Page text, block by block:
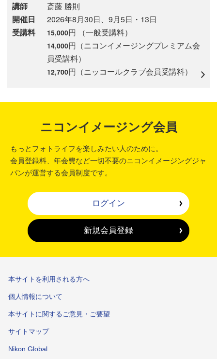
講師
斎藤 勝則
開催日
2026年8月30日、9月5日・13日
受講料
15,000円 （一般受講料）
14,000円（ニコンイメージングプレミアム会
員受講料）
12,700円（ニッコールクラブ会員受講料）
ニコンイメージング会員
もっとフォトライフを楽しみたい人のために。
会員登録料、年会費など一切不要のニコンイメージングジャ
パンが運営する会員制度です。
ログイン
新規会員登録
本サイトを利用される方へ
個人情報について
本サイトに関するご意見・ご要望
サイトマップ
Nikon Global